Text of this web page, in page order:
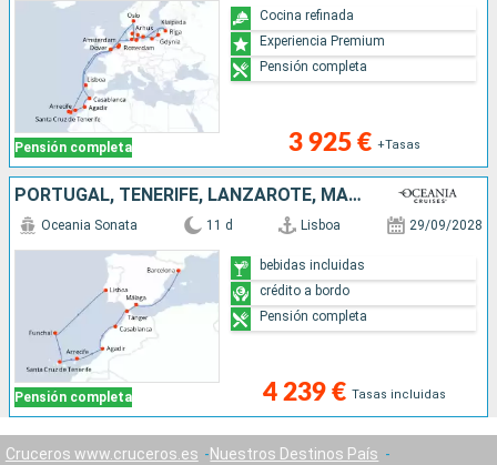
Pensión completa 3 925 € +Tasas
Cocina refinada
Experiencia Premium
Pensión completa
PORTUGAL, TENERIFE, LANZAROTE, MARRUECOS, ESPAÑA
Pensión completa
Oceania Sonata 11 d Lisboa 29/09/2028
4 239 € Tasas incluidas
bebidas incluidas
crédito a bordo
Pensión completa
Cruceros www.cruceros.es
Nuestros Destinos País